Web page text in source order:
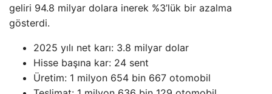
geliri 94.8 milyar dolara inerek %3’lük bir azalma
gösterdi.
2025 yılı net karı: 3.8 milyar dolar
Hisse başına kar: 24 sent
Üretim: 1 milyon 654 bin 667 otomobil